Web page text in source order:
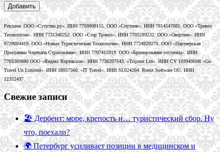
Реклама. ООО «Суточно.ру». ИНН 7709908155. ООО «Спутник». ИНН 7814547081. ООО «Тревел
Технологии». ИНН 7731340252. ООО «Стар Трэвел». ИНН 7705289232. ООО «Овертим». ИНН
9729004419. ООО «Новые Туристические Технологии». ИНН 7724929270. ООО «Партнерская
Программа Черехапа Страхование». ИНН 7707415919. ООО «Бронирование гостиниц». ИНН
7703389880 ООО «Яндекс Вертикали». ИНН 7736207543. «Tripster Ltd». ИНН CY 10394908R «Go
Travel Un Limited». ИНН 58937560. «IT Travel». ИНН SL024264. Renot Software OU. ИНН
12352497.
Свежие записи
🏖️ Дербент: море, крепость и… туристический сбор. Ну
что, поехали?
🌍 Петербург усиливает позиции в медицинском и